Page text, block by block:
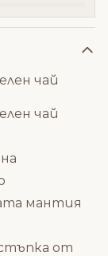
чай
чай
мантия
от